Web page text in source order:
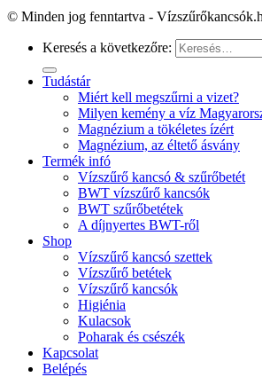
© Minden jog fenntartva -
Keresés a következőre:
Tudástár
Miért kell megszűrni a vizet?
Milyen kemény a víz
Magnézium a tökéletes ízért
Magnézium, az éltető ásvány
Termék infó
Vízszűrő kancsó & szűrőbetét
BWT vízszűrő kancsók
BWT szűrőbetétek
A díjnyertes BWT-ről
Shop
Vízszűrő kancsó szettek
Vízszűrő betétek
Vízszűrő kancsók
Higiénia
Kulacsok
Poharak és csészék
Kapcsolat
Belépés